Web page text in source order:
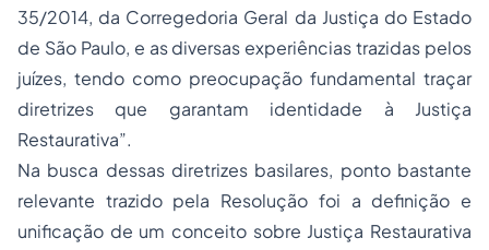
35/2014, da Corregedoria Geral da Justiça do Estado
de São Paulo, e as diversas experiências trazidas pelos
juízes, tendo como preocupação fundamental traçar
diretrizes que garantam identidade à Justiça
Restaurativa”.
Na busca dessas diretrizes basilares, ponto bastante
relevante trazido pela Resolução foi a definição e
unificação de um conceito sobre Justiça Restaurativa